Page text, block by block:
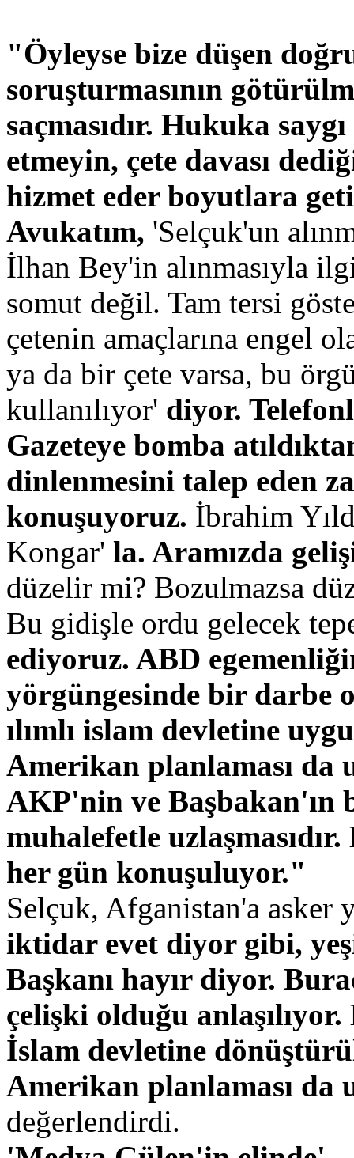
"Öyleyse bize düşen
soruşturmasının
saçmasıdır. Hukuka
etmeyin, çete davası
hizmet eder boyutlara
Avukatım, 'Selçuk'un
İlhan Bey'in alınmasıyla
somut değil. Tam tersi
çetenin amaçlarına engel
ya da bir çete varsa, bu
kullanılıyor' diyor.
Gazeteye bomba
dinlenmesini talep eden
konuşuyoruz. İbrahim
Kongar' la. Aramızda
düzelir mi? Bozulmazsa
Bu gidişle ordu gelecek
ediyoruz. ABD
yörgüngesinde bir darbe
ılımlı islam devletine
Amerikan planlaması da
AKP'nin ve Başbakan'ın
muhalefetle
her gün konuşuluyor."
Selçuk, Afganistan'a asker
iktidar evet diyor gibi,
Başkanı hayır diyor.
çelişki olduğu
İslam devletine
Amerikan planlaması
değerlendirdi.